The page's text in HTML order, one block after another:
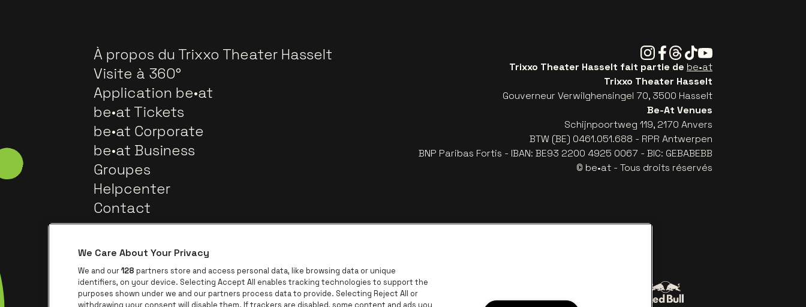
À propos du Trixxo Theater Hasselt
Visite à 360°
Application be•at
be•at Tickets
be•at Corporate
be•at Business
Groupes
Helpcenter
Contact
Instagram
Facebook
Threads
TiktokYoutube
Trixxo Theater Hasselt fait partie de be•at
Trixxo Theater Hasselt
Gouverneur Verwilghensingel 70, 3500 Hasselt
Be-At Venues
Schijnpoortweg 119, 2170 Anvers
BTW (BE) 0461.051.688 - RPR Antwerpen
BNP Paribas Fortis - IBAN: BE93 2200 4925 0067 - BIC: GEBABEBB
© be•at - Tous droits réservés
We Care About Your Privacy
We and our128 partners store and access personal data, like browsing data or unique
identifiers, on your device. Selecting Accept All enables tracking technologies to support the
purposes shown under we and our partners process data to provide. Selecting Reject All or
withdrawing your consent will disable them. If trackers are disabled, some content and ads you